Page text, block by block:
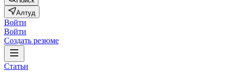
Алтуд
Войти
Войти
Создать резюме
Статьи